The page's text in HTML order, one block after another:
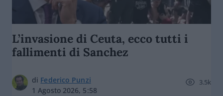
L’invasione di Ceuta, ecco tutti i
fallimenti di Sanchez
di Federico Punzi
1 Agosto 2026, 5:58
3.5k